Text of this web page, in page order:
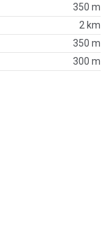
350 m
2 km
350 m
300 m